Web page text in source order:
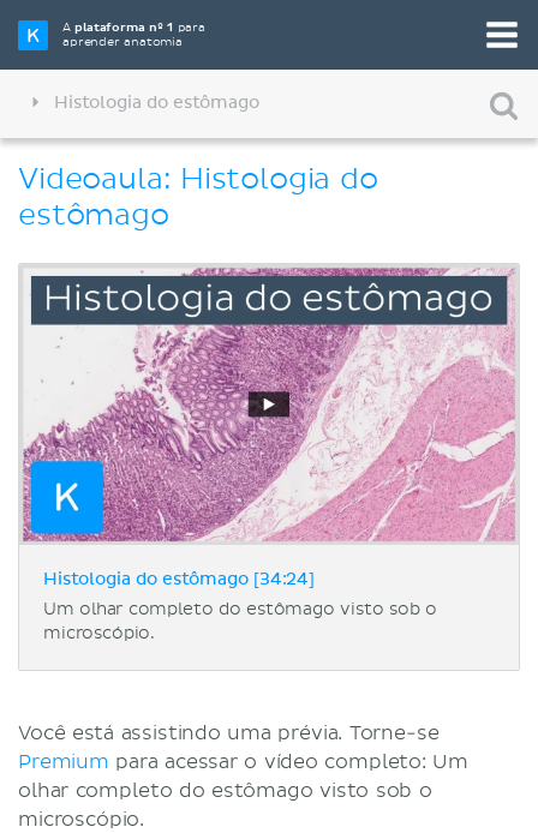
Aplataforma nº 1 para
aprender anatomia
Histologia do estômago
Videoaula: Histologia do
estômago
Histologia do estômago [34:24]
Um olhar completo do estômago visto sob o
microscópio.
Você está assistindo uma prévia. Torne-se
Premium para acessar o vídeo completo: Um
olhar completo do estômago visto sob o
microscópio.